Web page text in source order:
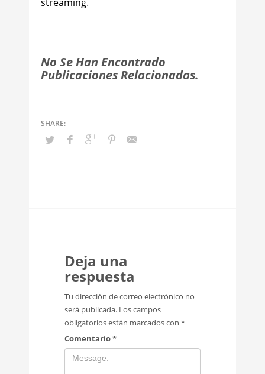
No Se Han Encontrado
Publicaciones Relacionadas.
Deja una
respuesta
Tu dirección de correo electrónico no
será publicada. Los campos
obligatorios están marcados con *
Comentario*